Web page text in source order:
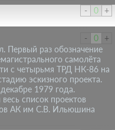
-
0 +
-
0 +
Первый раз обозначение
самолёта
с четырьмя ТРД НК-86 на
эскизного проекта.
1979 года.
список проектов
АК им С.В. Ильюшина